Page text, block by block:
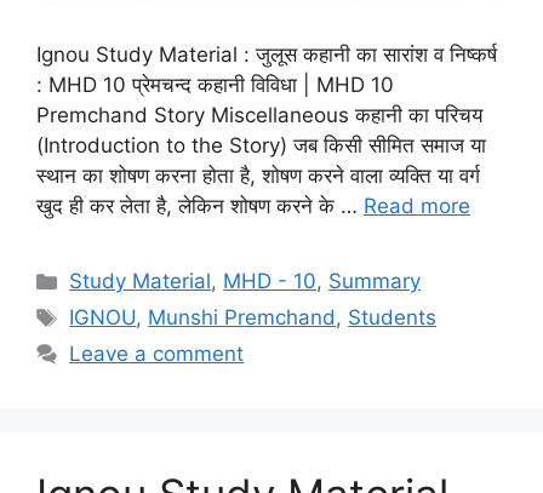
Ignou Study Material : जुलूस कहानी का सारांश व निष्कर्ष
: MHD 10 प्रेमचन्द कहानी विविधा | MHD 10
Premchand Story Miscellaneous कहानी का परिचय
(Introduction to the Story) जब किसी सीमित समाज या
स्थान का शोषण करना होता है, शोषण करने वाला व्यक्ति या वर्ग
खुद ही कर लेता है, लेकिन शोषण करने के … Read more
Study Material, MHD - 10, Summary
IGNOU, Munshi Premchand, Students
Leave a comment